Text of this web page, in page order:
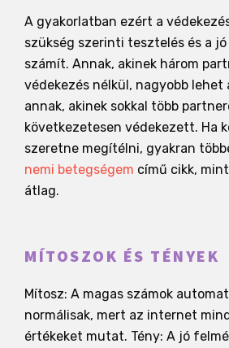
A gyakorlatban ezért a
szükség szerinti tesztelés és a
számít. Annak, akinek három
védekezés nélkül, nagyobb lehet
annak, akinek sokkal több
következetesen védekezett. Ha
szeretne megítélni, gyakran
nemi betegségem című cikk,
átlag.
MÍTOSZOK ÉS TÉNYEK
Mítosz: A magas számok
normálisak, mert az internet
értékeket mutat. Tény: A jó